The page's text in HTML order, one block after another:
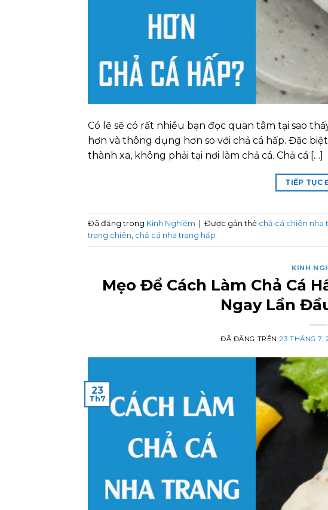
Có lẽ sẽ có rất nhiều bạn đọc quan tâm tại sao
hơn và thông dụng hơn so với chả cá hấp. Đặc
thành xa, không phải tại nơi làm chả cá. Chả cá […]
TIẾP TỤC
Đã đăng trong Kinh Nghiệm | Được gắn thẻ chả cá chiên nha
trang chiên chả cá nha trang hấp
KINH
Mẹo Để Cách Làm Chả Cá
Ngay Lần
ĐÃ ĐĂNG TRÊN23 THÁNG 7,
23
Th7